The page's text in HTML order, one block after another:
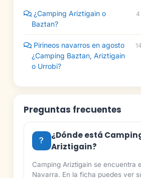
¿Camping Ariztigain o
Baztan?
4
Pirineos navarros en agosto
¿Camping Baztan, Ariztigain
o Urrobi?
Preguntas frecuentes
¿Dónde está
Ariztigain?
Camping Ariztigain se encuentra
Navarra. En la ficha puedes ver